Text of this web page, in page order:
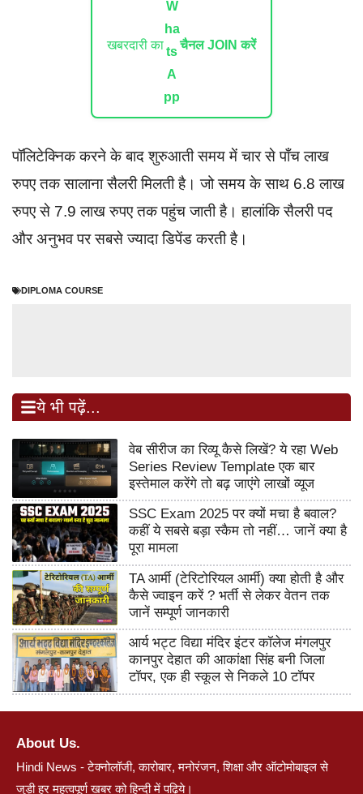
खबरदारी का चैनल JOIN करें
पॉलिटेक्निक करने के बाद शुरुआती समय में चार से पाँच लाख
रुपए तक सालाना सैलरी मिलती है। जो समय के साथ 6.8 लाख
रुपए से 7.9 लाख रुपए तक पहुंच जाती है। हालांकि सैलरी पद
और अनुभव पर सबसे ज्यादा डिपेंड करती है।
DIPLOMA COURSE
ये भी पढ़ें...
वेब सीरीज का रिव्यू कैसे लिखें? ये रहा Web
Series Review Template एक बार
इस्तेमाल करेंगे तो बढ़ जाएंगे लाखों व्यूज
SSC Exam 2025 पर क्यों मचा है बवाल?
कहीं ये सबसे बड़ा स्कैम तो नहीं… जानें क्या है
पूरा मामला
TA आर्मी (टेरिटोरियल आर्मी) क्या होती है और
कैसे ज्वाइन करें ? भर्ती से लेकर वेतन तक
जानें सम्पूर्ण जानकारी
आर्य भट्ट विद्या मंदिर इंटर कॉलेज मंगलपुर
कानपुर देहात की आकांक्षा सिंह बनी जिला
टॉपर, एक ही स्कूल से निकले 10 टॉपर
About Us.
Hindi News - टेक्नोलॉजी, कारोबार, मनोरंजन, शिक्षा और ऑटोमोबाइल से
जुड़ी हर महत्वपूर्ण खबर को हिन्दी में पढ़िये।